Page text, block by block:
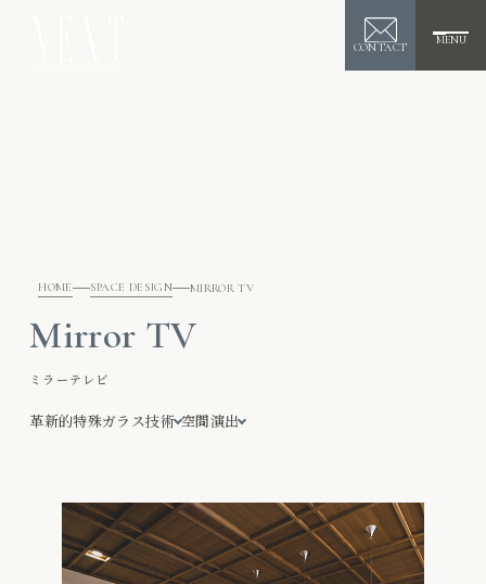
CONTACT
MENU
HOME SPACE DESIGN MIRROR TV
Mirror TV
ミラーテレビ
革新的特殊ガラス技術 空間演出